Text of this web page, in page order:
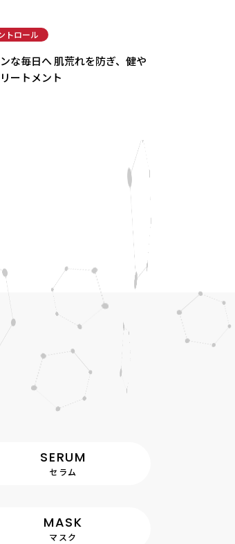
トロール
な毎日へ 肌荒れを防ぎ、健や
ートメント
SERUM
セラム
MASK
マスク